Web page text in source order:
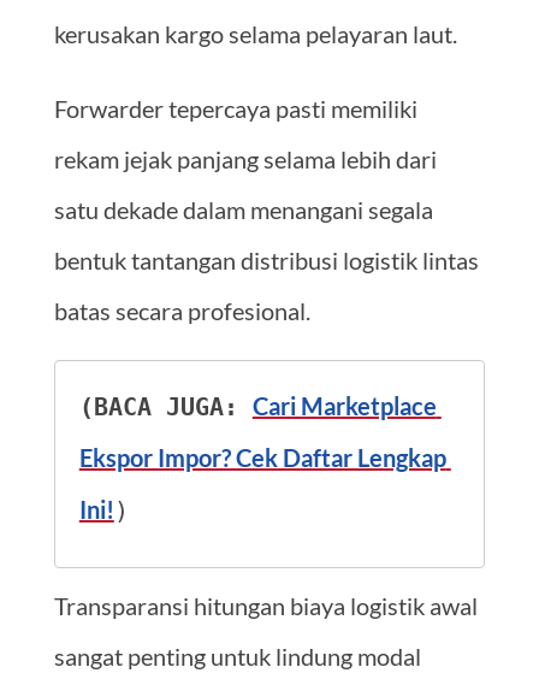
kerusakan kargo selama pelayaran laut.
Forwarder tepercaya pasti memiliki
rekam jejak panjang selama lebih dari
satu dekade dalam menangani segala
bentuk tantangan distribusi logistik lintas
batas secara profesional.
(BACA JUGA: Cari Marketplace
Ekspor Impor? Cek Daftar Lengkap
Ini! )
Transparansi hitungan biaya logistik awal
sangat penting untuk lindung modal